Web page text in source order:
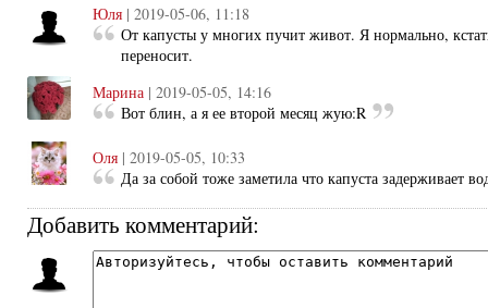
Юля | 2019-05-06, 11:18
От капусты у многих пучит живот. Я нормально,
переносит.
Марина | 2019-05-05, 14:16
Вот блин, а я ее второй месяц жую:R
Оля | 2019-05-05, 10:33
Да за собой тоже заметила что капуста задерживает
Добавить комментарий: